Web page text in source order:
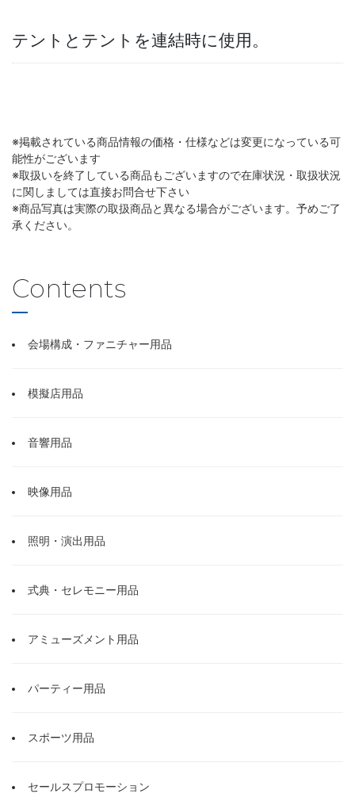
テントとテントを連結時に使用。
※掲載されている商品情報の価格・仕様などは変更になっている可
能性がございます
※取扱いを終了している商品もございますので在庫状況・取扱状況
に関しましては直接お問合せ下さい
※商品写真は実際の取扱商品と異なる場合がございます。予めご了
承ください。
Contents
会場構成・ファニチャー用品
模擬店用品
音響用品
映像用品
照明・演出用品
式典・セレモニー用品
アミューズメント用品
パーティー用品
スポーツ用品
セールスプロモーション